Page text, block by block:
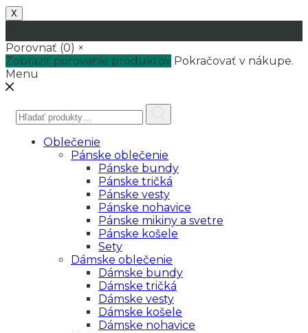
X
Porovnať (0) ×
Zobraziť porovanie produktov Pokračovať v nákupe.
Menu
Hľadať:
Oblečenie
Pánske oblečenie
Pánske bundy
Pánske tričká
Pánske vesty
Pánske nohavice
Pánske mikiny a svetre
Pánske košele
Sety
Dámske oblečenie
Dámske bundy
Dámske tričká
Dámske vesty
Dámske košele
Dámske nohavice